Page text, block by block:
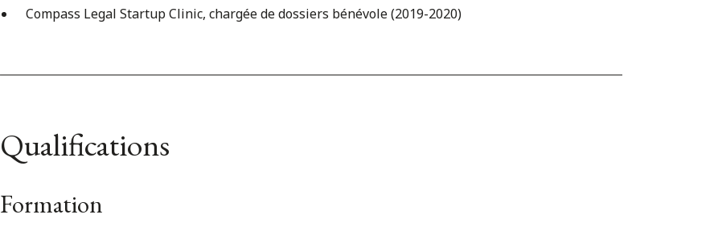
Compass Legal Startup Clinic, chargée de dossiers bénévole (2019-2020)
Qualifications
Formation